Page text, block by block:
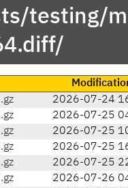
testing/
2026-07-24
2026-07-25
2026-07-25
2026-07-25
2026-07-25
2026-07-26